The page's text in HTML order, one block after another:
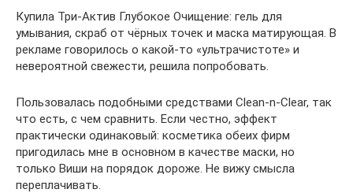
Купила Три-Актив Глубокое Очищение: гель для
умывания, скраб от чёрных точек и маска матирующая. В
рекламе говорилось о какой-то «ультрачистоте» и
невероятной свежести, решила попробовать.
Пользовалась подобными средствами Clean-n-Clear, так
что есть, с чем сравнить. Если честно, эффект
практически одинаковый: косметика обеих фирм
пригодилась мне в основном в качестве маски, но
только Виши на порядок дороже. Не вижу смысла
переплачивать.